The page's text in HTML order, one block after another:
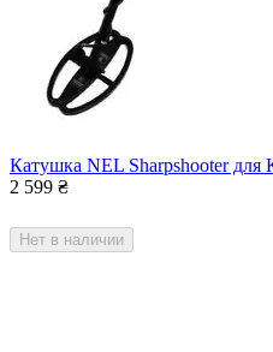
Катушка NEL Sharpshooter
2 599 ₴
Нет в наличии